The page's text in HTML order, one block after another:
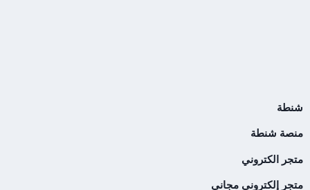
شنطة
منصة شنطة
متجر الكتروني
متجر إلكتروني مجاني